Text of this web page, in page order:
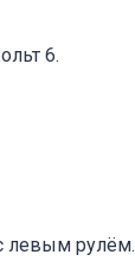
6.
левым рулём.